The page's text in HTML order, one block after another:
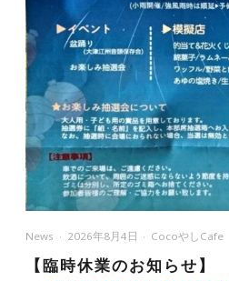
News 2026年8月4日 CocoやしCafe
【臨時休業のお知らせ】